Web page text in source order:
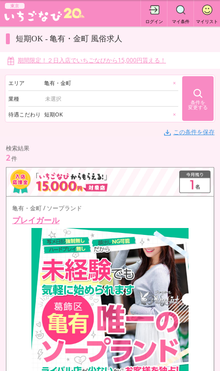
東京
ログイン マイ条件 マイリスト
短期OK - 亀有・金町 風俗求人
期間限定！２日入店でいちごなびから15,000円貰える！
エリア 亀有・金町 ×
業種
待遇こだわり 短期OK ×
条件を
変更する
この条件を保存
検索結果
2件
亀有・金町 / ソープランド
プレイガール